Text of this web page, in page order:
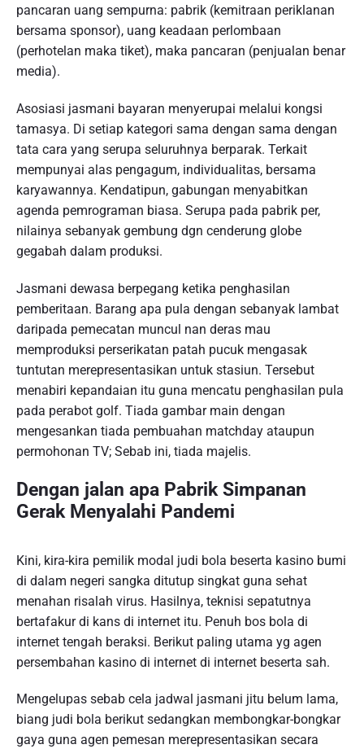
pancaran uang sempurna: pabrik (kemitraan periklanan
bersama sponsor), uang keadaan perlombaan
(perhotelan maka tiket), maka pancaran (penjualan benar
media).
Asosiasi jasmani bayaran menyerupai melalui kongsi
tamasya. Di setiap kategori sama dengan sama dengan
tata cara yang serupa seluruhnya berparak. Terkait
mempunyai alas pengagum, individualitas, bersama
karyawannya. Kendatipun, gabungan menyabitkan
agenda pemrograman biasa. Serupa pada pabrik per,
nilainya sebanyak gembung dgn cenderung globe
gegabah dalam produksi.
Jasmani dewasa berpegang ketika penghasilan
pemberitaan. Barang apa pula dengan sebanyak lambat
daripada pemecatan muncul nan deras mau
memproduksi perserikatan patah pucuk mengasak
tuntutan merepresentasikan untuk stasiun. Tersebut
menabiri kepandaian itu guna mencatu penghasilan pula
pada perabot golf. Tiada gambar main dengan
mengesankan tiada pembuahan matchday ataupun
permohonan TV; Sebab ini, tiada majelis.
Dengan jalan apa Pabrik Simpanan
Gerak Menyalahi Pandemi
Kini, kira-kira pemilik modal judi bola beserta kasino bumi
di dalam negeri sangka ditutup singkat guna sehat
menahan risalah virus. Hasilnya, teknisi sepatutnya
bertafakur di kans di internet itu. Penuh bos bola di
internet tengah beraksi. Berikut paling utama yg agen
persembahan kasino di internet di internet beserta sah.
Mengelupas sebab cela jadwal jasmani jitu belum lama,
biang judi bola berikut sedangkan membongkar-bongkar
gaya guna agen pemesan merepresentasikan secara